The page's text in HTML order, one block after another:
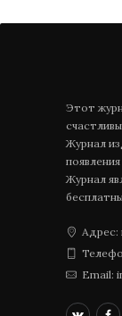
Этот
Журнал
Журнал
Адрес:
Email: